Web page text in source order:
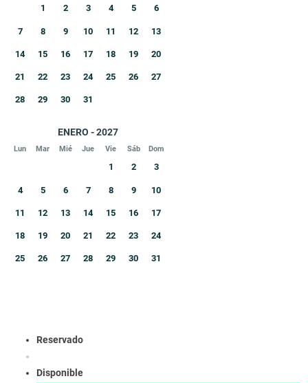
1 2 3 4 5 6
7 8 9 10 11 12 13
14 15 16 17 18 19 20
21 22 23 24 25 26 27
28 29 30 31
ENERO - 2027
Lun Mar Mié Jue Vie Sáb Dom
1 2 3
4 5 6 7 8 9 10
11 12 13 14 15 16 17
18 19 20 21 22 23 24
25 26 27 28 29 30 31
Reservado
Disponible